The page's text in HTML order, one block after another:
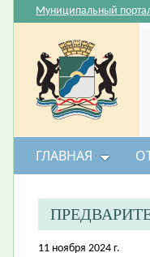
Муниципальный
ГЛАВНАЯ
11 ноября 2024 г.